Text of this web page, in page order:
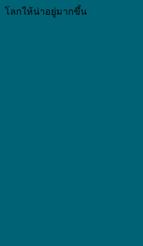
โลกให้น่าอยู่มากขึ้น